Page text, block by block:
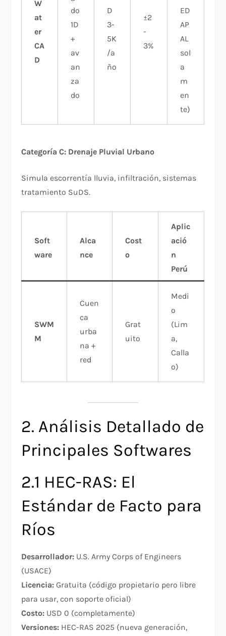
W
at
er
CA
D
do
1D
+
av
an
za
do
D
3-
5K
/a
ño
±2
-
3%
ED
AP
AL
sol
a
m
en
te)
Categoría C: Drenaje Pluvial Urbano
Simula escorrentía lluvia, infiltración, sistemas
tratamiento SuDS.
Soft
ware
Alca
nce
Cost
o
Aplic
ació
n
Perú
SWM
M
Cuen
ca
urba
na +
red
Grat
uito
Medi
o
(Lim
a,
Calla
o)
2. Análisis Detallado de
Principales Softwares
2.1 HEC-RAS: El
Estándar de Facto para
Ríos
Desarrollador: U.S. Army Corps of Engineers
(USACE)
Licencia: Gratuita (código propietario pero libre
para usar, con soporte oficial)
Costo: USD 0 (completamente)
Versiones: HEC-RAS 2025 (nueva generación,